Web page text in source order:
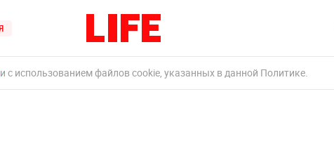
и с использованием файлов cookie, указанных в данной Политике.